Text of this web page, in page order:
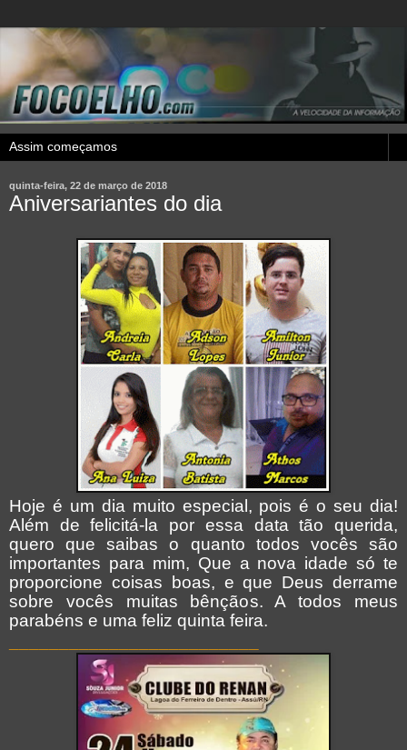
quinta-feira, 22 de março de 2018
Aniversariantes do dia
Hoje é um dia muito especial, pois é o seu dia!
Além de felicitá-la por essa data tão querida,
quero que saibas o quanto todos vocês são
importantes para mim, Que a nova idade só te
proporcione coisas boas, e que Deus derrame
sobre vocês muitas bênçãos. A todos meus
parabéns e uma feliz quinta feira.